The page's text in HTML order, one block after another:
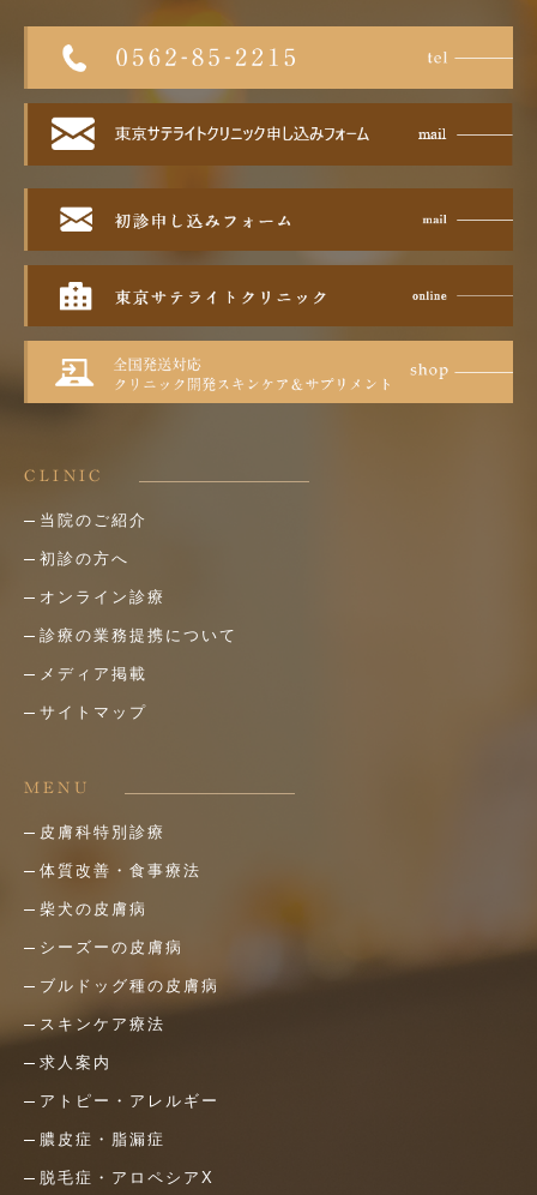
CLINIC
当院のご紹介
初診の方へ
オンライン診療
診療の業務提携について
メディア掲載
サイトマップ
MENU
皮膚科特別診療
体質改善・食事療法
柴犬の皮膚病
シーズーの皮膚病
ブルドッグ種の皮膚病
スキンケア療法
求人案内
アトピー・アレルギー
膿皮症・脂漏症
脱毛症・アロペシアX